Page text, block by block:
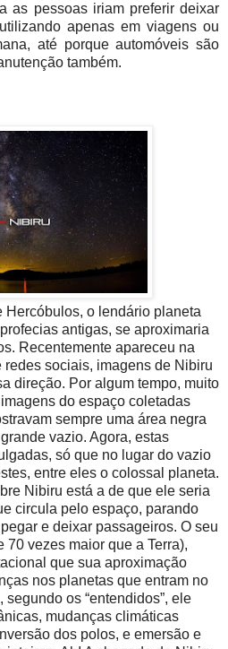
as pessoas iriam preferir deixar
apenas em viagens ou
até porque automóveis são
também.
Hercóbulos, o lendário planeta
antigas, se aproximaria
Recentemente apareceu na
redes sociais, imagens de Nibiru
direção. Por algum tempo, muito
do espaço coletadas
sempre uma área negra
vazio. Agora, estas
só que no lugar do vazio
entre eles o colossal planeta.
Nibiru está a de que ele seria
circula pelo espaço, parando
e deixar passageiros. O seu
70 vezes maior que a Terra),
que sua aproximação
nos planetas que entram no
os “entendidos”, ele
mudanças climáticas
dos polos, e emersão e